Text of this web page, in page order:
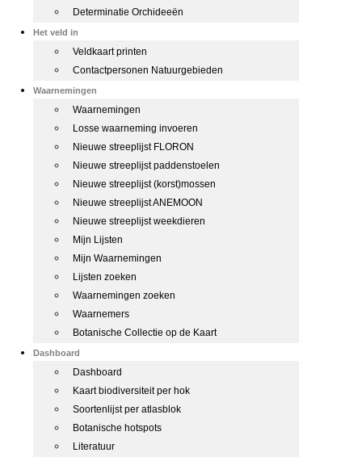
Determinatie Orchideeën
Het veld in
Veldkaart printen
Contactpersonen Natuurgebieden
Waarnemingen
Waarnemingen
Losse waarneming invoeren
Nieuwe streeplijst FLORON
Nieuwe streeplijst paddenstoelen
Nieuwe streeplijst (korst)mossen
Nieuwe streeplijst ANEMOON
Nieuwe streeplijst weekdieren
Mijn Lijsten
Mijn Waarnemingen
Lijsten zoeken
Waarnemingen zoeken
Waarnemers
Botanische Collectie op de Kaart
Dashboard
Dashboard
Kaart biodiversiteit per hok
Soortenlijst per atlasblok
Botanische hotspots
Literatuur